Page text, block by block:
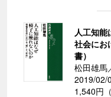
人工知
社会にお
書）
松田雄馬
2019/02/
1,540円